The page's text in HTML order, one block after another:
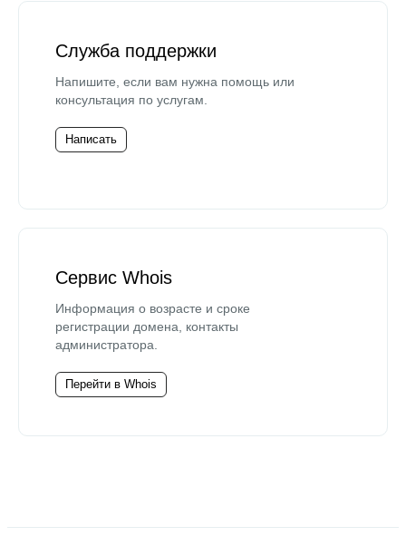
Служба поддержки
Напишите, если вам нужна помощь или
консультация по услугам.
Написать
Сервис Whois
Информация о возрасте и сроке
регистрации домена, контакты
администратора.
Перейти в Whois